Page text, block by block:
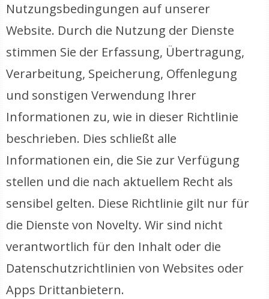
Nutzungsbedingungen auf unserer
Website. Durch die Nutzung der Dienste
stimmen Sie der Erfassung, Übertragung,
Verarbeitung, Speicherung, Offenlegung
und sonstigen Verwendung Ihrer
Informationen zu, wie in dieser Richtlinie
beschrieben. Dies schließt alle
Informationen ein, die Sie zur Verfügung
stellen und die nach aktuellem Recht als
sensibel gelten. Diese Richtlinie gilt nur für
die Dienste von Novelty. Wir sind nicht
verantwortlich für den Inhalt oder die
Datenschutzrichtlinien von Websites oder
Apps Drittanbietern.